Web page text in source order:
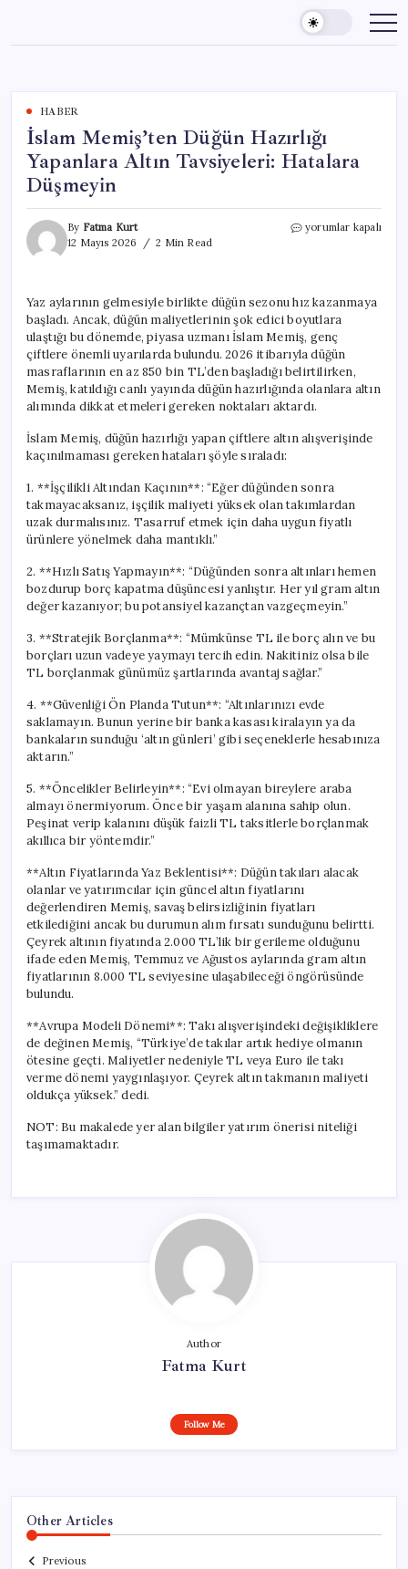
content
HABER
İslam Memiş’ten Düğün Hazırlığı
Yapanlara Altın Tavsiyeleri: Hatalara
Düşmeyin
By Fatma Kurt
12 Mayıs 2026
2 Min Read
İslam
Altın
Tavsiyeleri:
Hatalara
Düşmeyin
için
yorumlar kapalı
Yaz aylarının gelmesiyle birlikte düğün sezonu hız kazanmaya
başladı. Ancak, düğün maliyetlerinin şok edici boyutlara
ulaştığı bu dönemde, piyasa uzmanı İslam Memiş, genç
çiftlere önemli uyarılarda bulundu. 2026 itibarıyla düğün
masraflarının en az 850 bin TL’den başladığı belirtilirken,
Memiş, katıldığı canlı yayında düğün hazırlığında olanlara altın
alımında dikkat etmeleri gereken noktaları aktardı.
İslam Memiş, düğün hazırlığı yapan çiftlere altın alışverişinde
kaçınılmaması gereken hataları şöyle sıraladı:
1. **İşçilikli Altından Kaçının**: “Eğer düğünden sonra
takmayacaksanız, işçilik maliyeti yüksek olan takımlardan
uzak durmalısınız. Tasarruf etmek için daha uygun fiyatlı
ürünlere yönelmek daha mantıklı.”
2. **Hızlı Satış Yapmayın**: “Düğünden sonra altınları hemen
bozdurup borç kapatma düşüncesi yanlıştır. Her yıl gram altın
değer kazanıyor; bu potansiyel kazançtan vazgeçmeyin.”
3. **Stratejik Borçlanma**: “Mümkünse TL ile borç alın ve bu
borçları uzun vadeye yaymayı tercih edin. Nakitiniz olsa bile
TL borçlanmak günümüz şartlarında avantaj sağlar.”
4. **Güvenliği Ön Planda Tutun**: “Altınlarınızı evde
saklamayın. Bunun yerine bir banka kasası kiralayın ya da
bankaların sunduğu ‘altın günleri’ gibi seçeneklerle hesabınıza
aktarın.”
5. **Öncelikler Belirleyin**: “Evi olmayan bireylere araba
almayı önermiyorum. Önce bir yaşam alanına sahip olun.
Peşinat verip kalanını düşük faizli TL taksitlerle borçlanmak
akıllıca bir yöntemdir.”
**Altın Fiyatlarında Yaz Beklentisi**: Düğün takıları alacak
olanlar ve yatırımcılar için güncel altın fiyatlarını
değerlendiren Memiş, savaş belirsizliğinin fiyatları
etkilediğini ancak bu durumun alım fırsatı sunduğunu belirtti.
Çeyrek altının fiyatında 2.000 TL’lik bir gerileme olduğunu
ifade eden Memiş, Temmuz ve Ağustos aylarında gram altın
fiyatlarının 8.000 TL seviyesine ulaşabileceği öngörüsünde
bulundu.
**Avrupa Modeli Dönemi**: Takı alışverişindeki değişikliklere
de değinen Memiş, “Türkiye’de takılar artık hediye olmanın
ötesine geçti. Maliyetler nedeniyle TL veya Euro ile takı
verme dönemi yaygınlaşıyor. Çeyrek altın takmanın maliyeti
oldukça yüksek.” dedi.
NOT: Bu makalede yer alan bilgiler yatırım önerisi niteliği
taşımamaktadır.
Author
Fatma Kurt
Follow Me
Other Articles
Previous